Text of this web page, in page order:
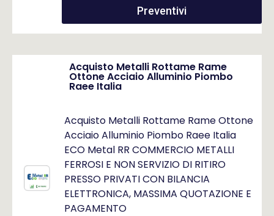
Preventivi
Acquisto Metalli Rottame Rame
Ottone Acciaio Alluminio Piombo
Raee Italia
Acquisto Metalli Rottame Rame Ottone
Acciaio Alluminio Piombo Raee Italia
ECO Metal RR COMMERCIO METALLI
FERROSI E NON SERVIZIO DI RITIRO
PRESSO PRIVATI CON BILANCIA
ELETTRONICA, MASSIMA QUOTAZIONE E
PAGAMENTO